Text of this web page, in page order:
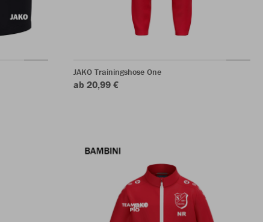
JAKO Trainingshose One
ab 20,99 €